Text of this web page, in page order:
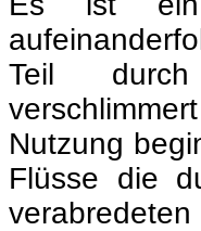
Teil
Nutzung
Flüsse die